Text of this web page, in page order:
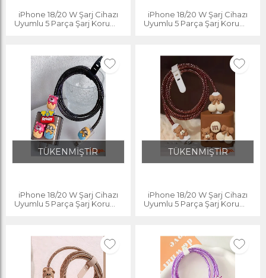
iPhone 18/20 W Şarj Cihazı
Uyumlu 5 Parça Şarj Koruma
iPhone 18/20 W Şarj Cihazı
Uyumlu 5 Parça Şarj Koruma
TÜKENMİŞTİR
iPhone 18/20 W Şarj Cihazı
Uyumlu 5 Parça Şarj Koruma
TÜKENMİŞTİR
iPhone 18/20 W Şarj Cihazı
Uyumlu 5 Parça Şarj Koruma